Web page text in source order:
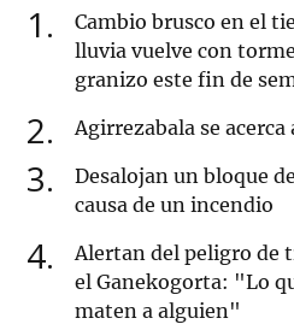
1
Cambio brusco en el
lluvia vuelve con
granizo este fin de
2 Agirrezabala se acerca
3
Desalojan un bloque
causa de un incendio
4
Alertan del peligro de
el Ganekogorta: "Lo
maten a alguien"